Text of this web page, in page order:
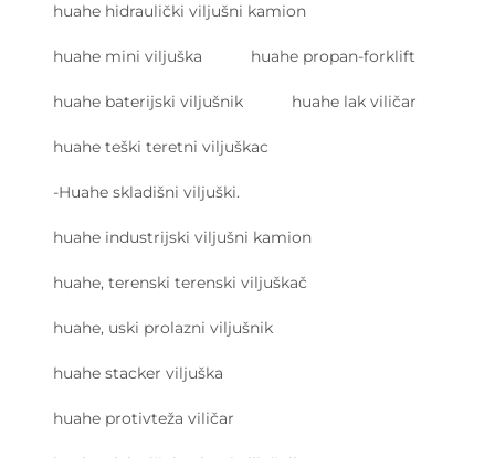
huahe hidraulički viljušni kamion
huahe mini viljuška huahe propan-forklift
huahe baterijski viljušnik huahe lak viličar
huahe teški teretni viljuškac
-Huahe skladišni viljuški.
huahe industrijski viljušni kamion
huahe, terenski terenski viljuškač
huahe, uski prolazni viljušnik
huahe stacker viljuška
huahe protivteža viličar